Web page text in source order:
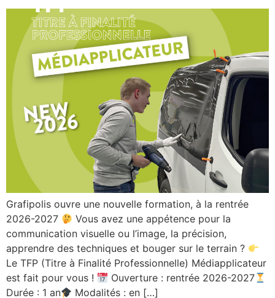
Grafipolis ouvre une nouvelle formation, à la rentrée
2026-2027
Vous avez une appétence pour la
communication visuelle ou l’image, la précision,
apprendre des techniques et bouger sur le terrain ?
Le TFP (Titre à Finalité Professionnelle) Médiapplicateur
est fait pour vous !
Ouverture : rentrée 2026-2027
Durée : 1 an
Modalités : en […]